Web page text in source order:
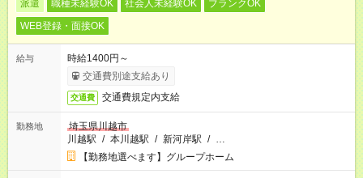
派遣 職種未経験OK 社会人未経験OK
ブランクOK
WEB登録・面接OK
給与
時給1400円～
交通費別途支給あり
交通費 交通費規定内支給
勤務地
埼玉県川越市
川越駅 / 本川越駅 / 新河岸駅 / …
【勤務地選べます】グループホーム